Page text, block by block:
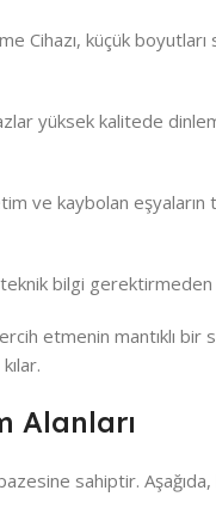
Cihazı, küçük boyutları
yüksek kalitede
ve kaybolan eşyaların
bilgi
etmenin mantıklı
Alanları
sahiptir. Aşağıda,